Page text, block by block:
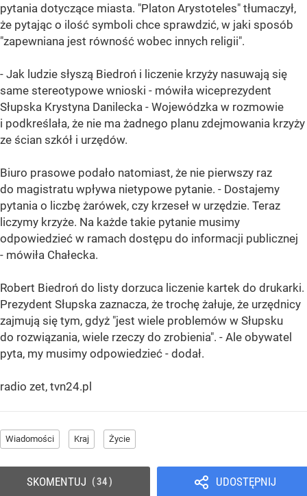
pytania dotyczące miasta. "Platon Arystoteles" tłumaczył,
że pytając o ilość symboli chce sprawdzić, w jaki sposób
"zapewniana jest równość wobec innych religii".
- Jak ludzie słyszą Biedroń i liczenie krzyży nasuwają się
same stereotypowe wnioski - mówiła wiceprezydent
Słupska Krystyna Danilecka - Wojewódzka w rozmowie
i podkreślała, że nie ma żadnego planu zdejmowania krzyży
ze ścian szkół i urzędów.
Biuro prasowe podało natomiast, że nie pierwszy raz
do magistratu wpływa nietypowe pytanie. - Dostajemy
pytania o liczbę żarówek, czy krzeseł w urzędzie. Teraz
liczymy krzyże. Na każde takie pytanie musimy
odpowiedzieć w ramach dostępu do informacji publicznej
- mówiła Chałecka.
Robert Biedroń do listy dorzuca liczenie kartek do drukarki.
Prezydent Słupska zaznacza, że trochę żałuje, że urzędnicy
zajmują się tym, gdyż "jest wiele problemów w Słupsku
do rozwiązania, wiele rzeczy do zrobienia". - Ale obywatel
pyta, my musimy odpowiedzieć - dodał.
radio zet, tvn24.pl
Wiadomości Kraj Życie
UDOSTĘPNIJ
SKOMENTUJ 34